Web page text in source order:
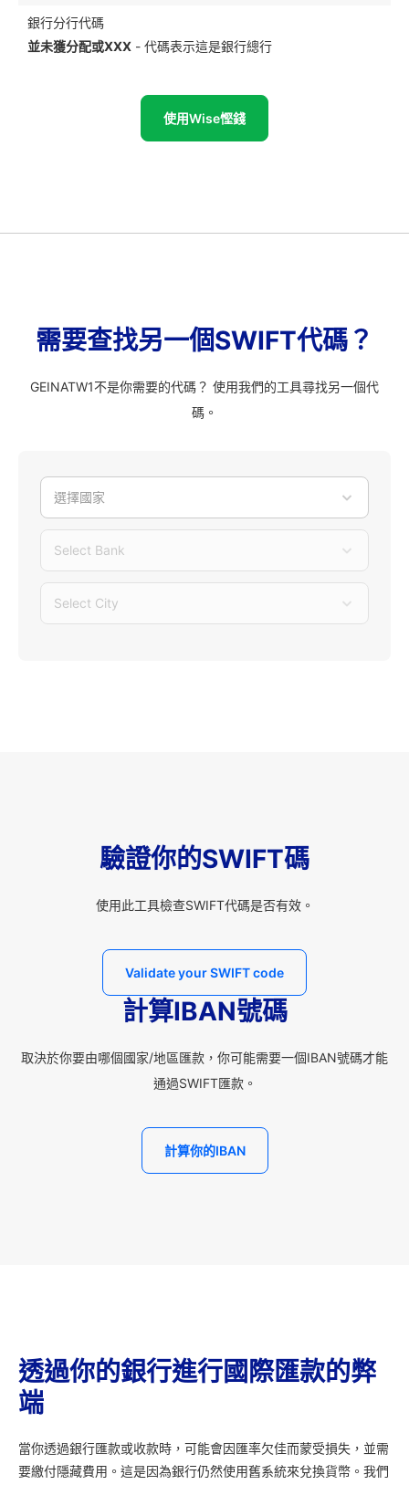
銀行分行代碼
並未獲分配或XXX - 代碼表示這是銀行總行
使用Wise慳錢
需要查找另一個SWIFT代碼？
GEINATW1不是你需要的代碼？ 使用我們的工具尋找另一個代
碼。
選擇國家
Select Bank
Select City
驗證你的SWIFT碼
使用此工具檢查SWIFT代碼是否有效。
Validate your SWIFT code
計算IBAN號碼
取決於你要由哪個國家/地區匯款，你可能需要一個IBAN號碼才能
通過SWIFT匯款。
計算你的IBAN
透過你的銀行進行國際匯款的弊
端
當你透過銀行匯款或收款時，可能會因匯率欠佳而蒙受損失，並需
要繳付隱藏費用。這是因為銀行仍然使用舊系統來兌換貨幣。我們